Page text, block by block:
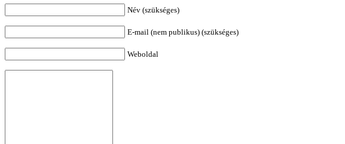
Név (szükséges)
E-mail (nem publikus) (szükséges)
Weboldal